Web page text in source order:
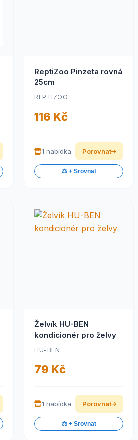
ReptiZoo Pinzeta rovná
25cm
REPTIZOO
116 Kč
1 nabídka Porovnat
⚖️ + Srovnat
Želvík HU-BEN
kondicionér pro želvy
HU-BEN
79 Kč
1 nabídka Porovnat
⚖️ + Srovnat